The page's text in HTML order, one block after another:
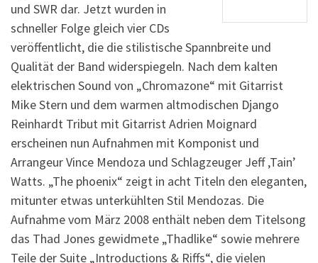
und SWR dar. Jetzt wurden in
schneller Folge gleich vier CDs
veröffentlicht, die die stilistische Spannbreite und
Qualität der Band widerspiegeln. Nach dem kalten
elektrischen Sound von „Chromazone“ mit Gitarrist
Mike Stern und dem warmen altmodischen Django
Reinhardt Tribut mit Gitarrist Adrien Moignard
erscheinen nun Aufnahmen mit Komponist und
Arrangeur Vince Mendoza und Schlagzeuger Jeff ‚Tain’
Watts. „The phoenix“ zeigt in acht Titeln den eleganten,
mitunter etwas unterkühlten Stil Mendozas. Die
Aufnahme vom März 2008 enthält neben dem Titelsong
das Thad Jones gewidmete „Thadlike“ sowie mehrere
Teile der Suite „Introductions & Riffs“, die vielen